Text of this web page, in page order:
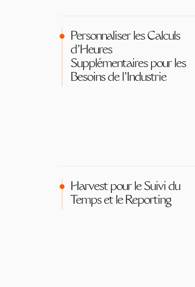
Personnaliser les Calculs
d'Heures
Supplémentaires pour les
Besoins de l'Industrie
Harvest pour le Suivi du
Temps et le Reporting